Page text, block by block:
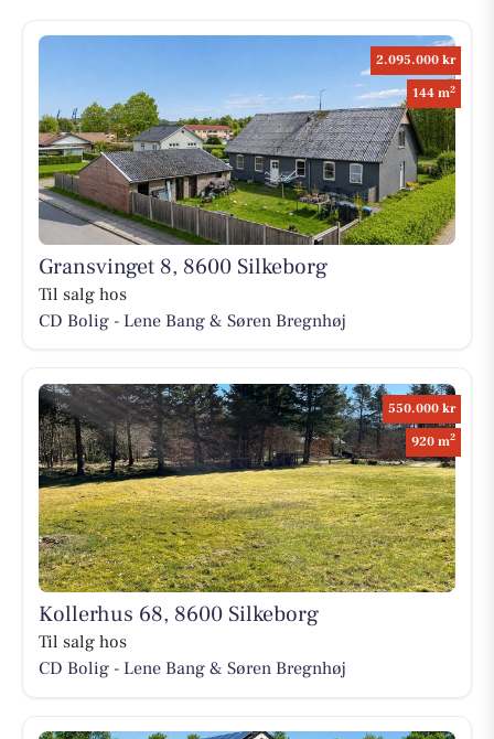
2.095.000 kr
144 m2
Gransvinget 8, 8600 Silkeborg
Til salg hos
CD Bolig - Lene Bang & Søren Bregnhøj
550.000 kr
920 m2
Kollerhus 68, 8600 Silkeborg
Til salg hos
CD Bolig - Lene Bang & Søren Bregnhøj